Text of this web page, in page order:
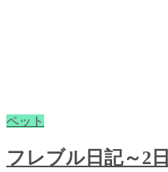
ペット
フレブル日記～2